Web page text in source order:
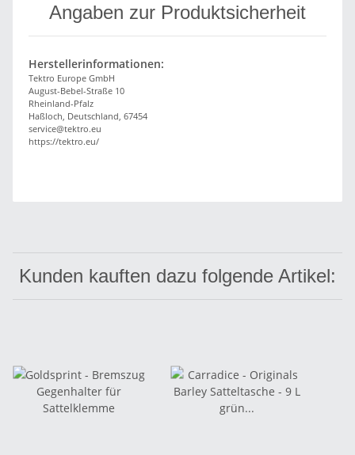
Angaben zur Produktsicherheit
Herstellerinformationen:
Tektro Europe GmbH
August-Bebel-Straße 10
Rheinland-Pfalz
Haßloch, Deutschland, 67454
service@tektro.eu
https://tektro.eu/
Kunden kauften dazu folgende Artikel: